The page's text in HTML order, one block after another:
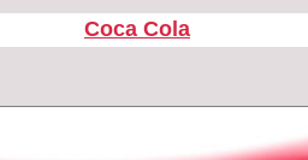
Coca Cola